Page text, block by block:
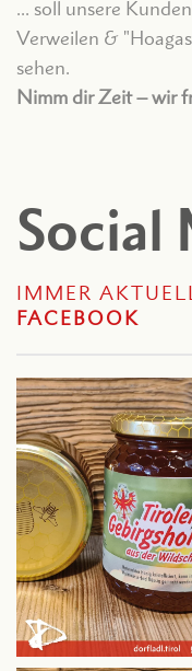
... soll unsere
Verweilen &
sehen.
Nimm dir Zeit – wir
Social
IMMER
FACEBOOK